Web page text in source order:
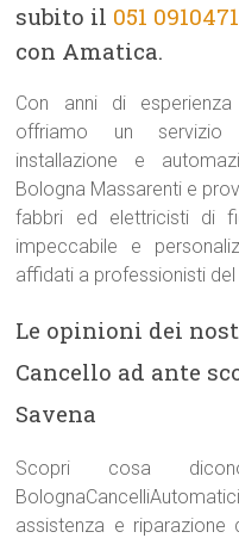
subito il 051 0910471
con Amatica.
Con anni di
offriamo un servizio
installazione e
Bologna Massarenti e
fabbri ed elettricisti di
impeccabile e
affidati a professionisti
Le opinioni dei
Cancello ad ante
Savena
Scopri cosa
assistenza e